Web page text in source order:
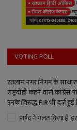
VOTING POLL
रतलाम नगर निगम के
राष्ट्रदोही कहने वाले
उनके विरुद्ध FIR भी दर्ज
पार्षद ने गलत किया है,